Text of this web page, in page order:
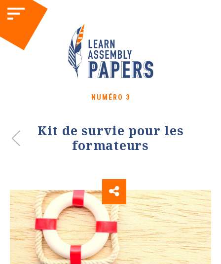
NUMÉRO 3
Kit de survie pour les
formateurs